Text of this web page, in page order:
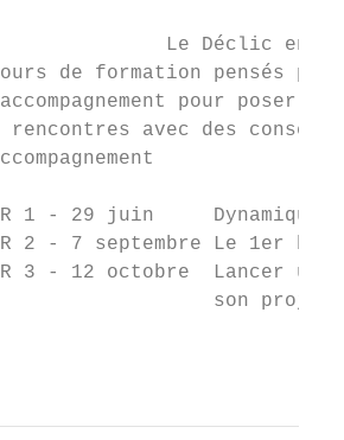
Le Déclic en
de formation pensés
pour poser
rencontres avec des
1 - 29 juin     Dynamique
2 - 7 septembre Le 1er
3 - 12 octobre  Lancer un
son projet